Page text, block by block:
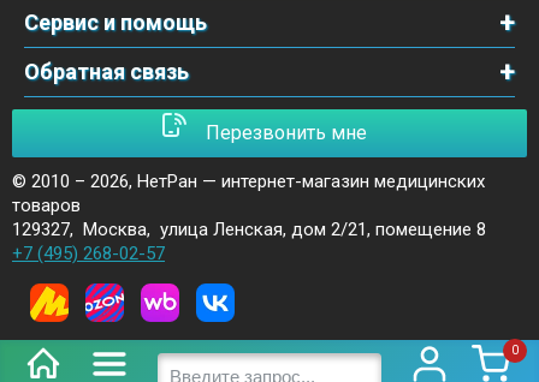
0
Сервис и помощь
Обратная связь
Перезвонить мне
© 2010 – 2026, НетРан — интернет-магазин медицинских
товаров
129327, Москва, улица Ленская, дом 2/21, помещение 8
+7 (495) 268-02-57